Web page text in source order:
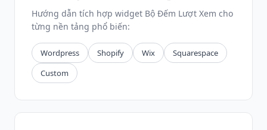
Hướng dẫn tích hợp widget Bộ Đếm Lượt Xem cho
từng nền tảng phổ biến:
Wordpress Shopify Wix
Squarespace
Custom